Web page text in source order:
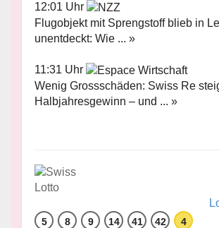
12:01 Uhr
Flugobjekt mit Sprengstoff blieb in
unentdeckt: Wie ... »
11:31 Uhr
Wenig Grossschäden: Swiss Re
Halbjahresgewinn – und ... »
5 8 9 14 41 42 4